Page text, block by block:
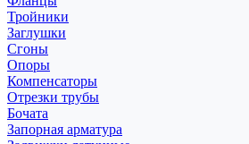
Тройники
Заглушки
Сгоны
Опоры
Компенсаторы
Отрезки трубы
Бочата
Запорная арматура